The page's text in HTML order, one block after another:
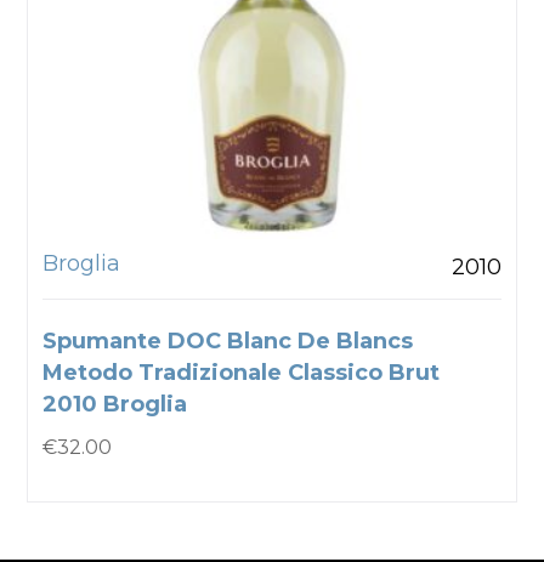
Broglia 2010
Spumante DOC Blanc De Blancs
Metodo Tradizionale Classico Brut
2010 Broglia
€32.00